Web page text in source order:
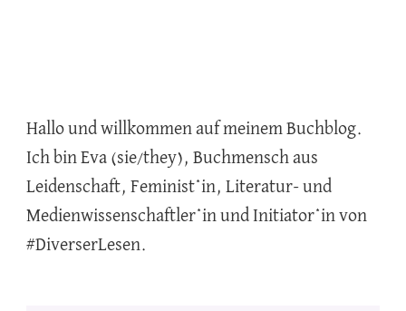
Hallo und willkommen auf meinem Buchblog.
Ich bin Eva (sie/they), Buchmensch aus
Leidenschaft, Feminist*in, Literatur- und
Medienwissenschaftler*in und Initiator*in von
#DiverserLesen.